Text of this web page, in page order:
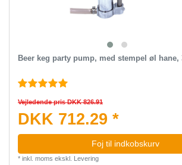
Beer keg party pump, med stempel øl hane,
Vejledende pris DKK 826.91
DKK 712.29 *
Foj til indkobskurv
* inkl. moms ekskl. Levering